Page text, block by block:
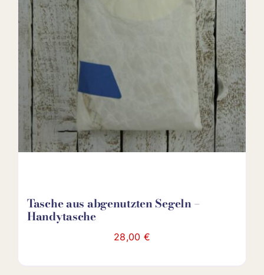
Tasche aus abgenutzten Segeln –
Handytasche
28,00 €